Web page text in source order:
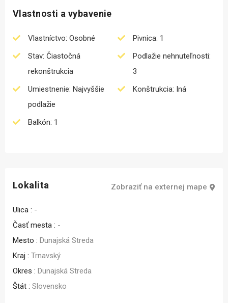
Vlastnosti a vybavenie
Vlastníctvo: Osobné
Stav: Čiastočná
rekonštrukcia
Umiestnenie: Najvyššie
podlažie
Balkón: 1
Pivnica: 1
Podlažie nehnuteľnosti:
3
Konštrukcia: Iná
Lokalita Zobraziť na externej mape
Ulica : -
Časť mesta : -
Mesto : Dunajská Streda
Kraj : Trnavský
Okres : Dunajská Streda
Štát : Slovensko